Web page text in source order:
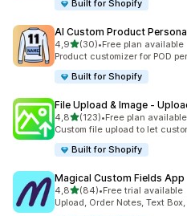
Built for Shopify
AI Custom Product
4,9av 5 stjerner
(30)
Totalt 30 omtaler
•Free plan available
Product customizer for POD
Built for Shopify
File Upload & Image ‑
4,8av 5 stjerner
(123)
Totalt 123 omtaler
•Free plan available
Custom file upload to let
Built for Shopify
Magical Custom Fields App
4,8av 5 stjerner
(84)
Totalt 84 omtaler
•Free trial available
Upload, Order Notes, Text